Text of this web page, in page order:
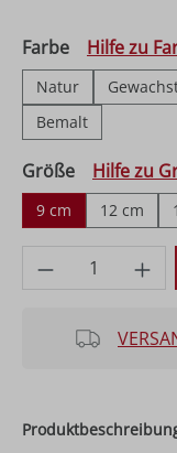
Farbeauswählen
Hilfe zu
Natur
Bemalt
Größeauswählen
Hilfe zu
9 cm 12 cm
Produkt